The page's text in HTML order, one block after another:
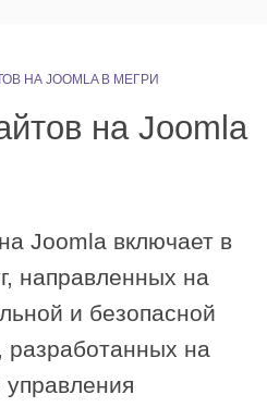
НА JOOMLA В МЕГРИ
на Joomla
Joomla включает в
направленных на
и безопасной
разработанных на